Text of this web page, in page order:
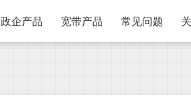
政企产品 宽带产品 常见问题